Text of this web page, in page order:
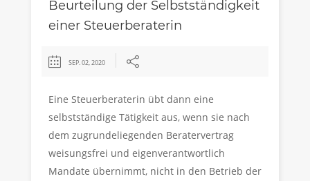
Beurteilung der Selbstständigkeit
einer Steuerberaterin
SEP. 02, 2020
Eine Steuerberaterin übt dann eine
selbstständige Tätigkeit aus, wenn sie nach
dem zugrundeliegenden Beratervertrag
weisungsfrei und eigenverantwortlich
Mandate übernimmt, nicht in den Betrieb der